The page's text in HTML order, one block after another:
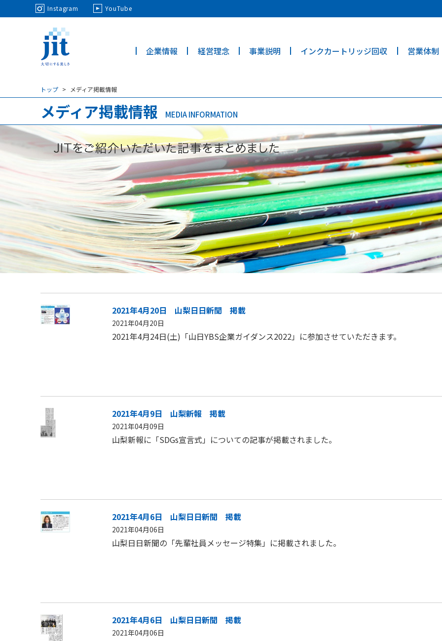
式会社
企業情報 経営理念 事業説明 インクカートリッジ回収 営業体制
Instagram YouTube
トップ メディア掲載情報
メディア掲載情報 MEDIA INFORMATION
2021年4月20日 山梨日日新聞 掲載
2021年04月20日
2021年4月24日(土)「山日YBS企業ガイダンス2022」に参加させていただきます。
2021年4月9日 山梨新報 掲載
2021年04月09日
山梨新報に「SDGs宣言式」についての記事が掲載されました。
2021年4月6日 山梨日日新聞 掲載
2021年04月06日
山梨日日新聞の「先輩社員メッセージ特集」に掲載されました。
2021年4月6日 山梨日日新聞 掲載
2021年04月06日
May we use cookies to track your activities? We take your privacy very seriously. Please see our privacy